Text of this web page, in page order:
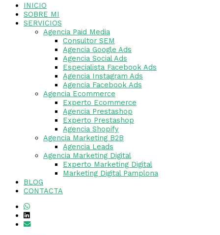
INICIO
SOBRE MI
SERVICIOS
Agencia Paid Media
Consultor SEM
Agencia Google Ads
Agencia Social Ads
Especialista Facebook Ads
Agencia Instagram Ads
Agencia Facebook Ads
Agencia Ecommerce
Experto Ecommerce
Agencia Prestashop
Experto Prestashop
Agencia Shopify
Agencia Marketing B2B
Agencia Leads
Agencia Marketing Digital
Experto Marketing Digital
Marketing Digital Pamplona
BLOG
CONTACTA